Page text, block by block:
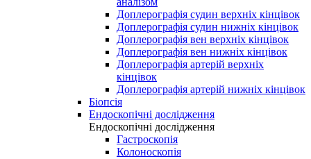
Доплерографія судин верхніх кінцівок
Доплерографія судин нижніх кінцівок
Доплерографія вен верхніх кінцівок
Доплерографія вен нижніх кінцівок
Доплерографія артерій верхніх
кінцівок
Доплерографія артерій нижніх кінцівок
Біопсія
Ендоскопічні дослідження
Ендоскопічні дослідження
Гастроскопія
Колоноскопія